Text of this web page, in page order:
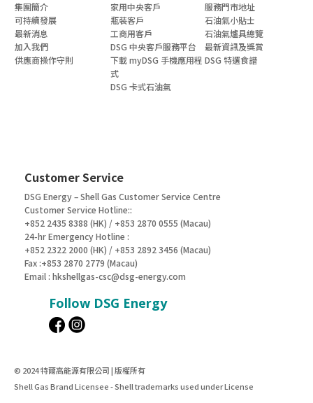
集團簡介
可持續發展
最新消息
加入我們
供應商操作守則
家用中央客戶
瓶裝客戶
工商用客戶
DSG 中央客戶服務平台
下載 myDSG 手機應用程
式
DSG 卡式石油氣
服務門市地址
石油氣小貼士
石油氣爐具總覽
最新資訊及獎賞
DSG 特選食譜
Customer Service
DSG Energy – Shell Gas Customer Service Centre
Customer Service Hotline::
+852 2435 8388 (HK) / +853 2870 0555 (Macau)
24-hr Emergency Hotline :
+852 2322 2000 (HK) / +853 2892 3456 (Macau)
Fax :+853 2870 2779 (Macau)
Email : hkshellgas-csc@dsg-energy.com
Follow DSG Energy
© 2024 特爾高能源有限公司 | 版權所有
Shell Gas Brand Licensee - Shell trademarks used under License